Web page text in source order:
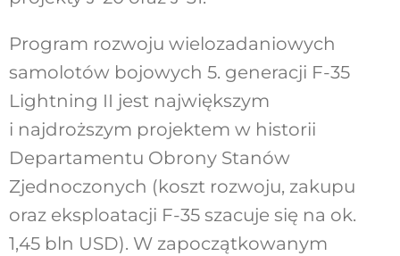
Program rozwoju wielozadaniowych
samolotów bojowych 5. generacji F-35
Lightning II jest największym
i najdroższym projektem w historii
Departamentu Obrony Stanów
Zjednoczonych (koszt rozwoju, zakupu
oraz eksploatacji F-35 szacuje się na ok.
1,45 bln USD). W zapoczątkowanym